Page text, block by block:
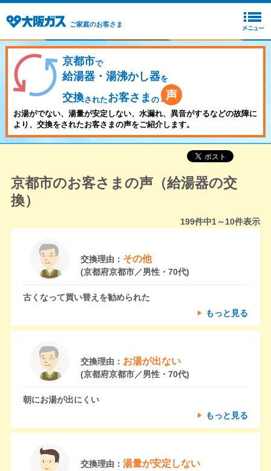
ご家庭のお客さま
京都市で
給湯器・湯沸かし器を
交換されたお客さま の
お湯がでない、湯量が安定しない、水漏れ、異音がするなどの故障に
より、交換をされたお客さまの声をご紹介します。
京都市のお客さまの声（給湯器の交
換）
199件中1～10件表示
交換理由： その他
(京都府京都市／男性・70代)
古くなって買い替えを勧められた
もっと見る
交換理由： お湯が出ない
(京都府京都市／男性・70代)
朝にお湯が出にくい
もっと見る
交換理由： 湯量が安定しない